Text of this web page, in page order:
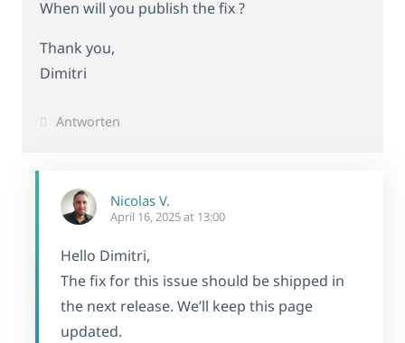
When will you publish the fix ?
Thank you,
Dimitri
Antworten
Nicolas V.
April 16, 2025 at 13:00
Hello Dimitri,
The fix for this issue should be shipped in
the next release. We’ll keep this page
updated.